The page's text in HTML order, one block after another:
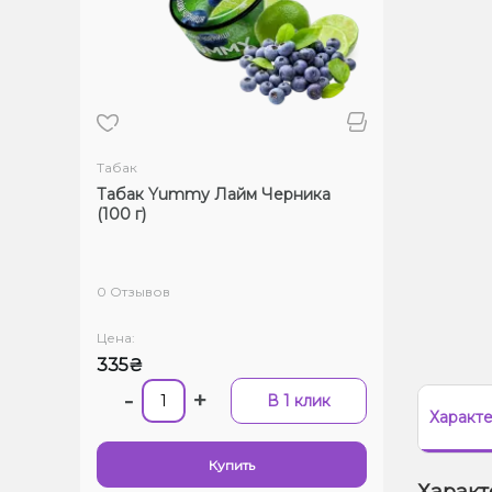
Табак
Табак Yummy Лайм Черника
(100 г)
0 Отзывов
Цена:
335₴
- + В 1 клик
Купить